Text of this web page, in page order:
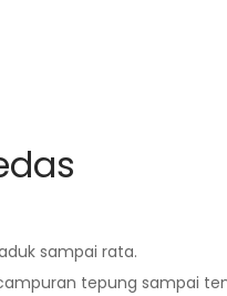
sampai rata.
tepung sampai